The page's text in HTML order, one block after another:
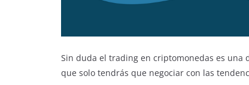
Sin duda el trading en criptomonedas es una
que solo tendrás que negociar con las